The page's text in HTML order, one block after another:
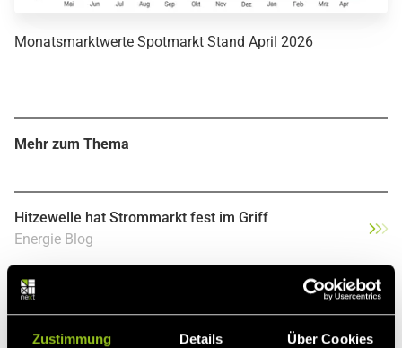
Zustimmung Details Über Cookies
Monatsmarktwerte Spotmarkt Stand April 2026
Mehr zum Thema
Hitzewelle hat Strommarkt fest im Griff
Energie Blog
Rückläufige Strompreise am Spotmarkt
Energie Blog